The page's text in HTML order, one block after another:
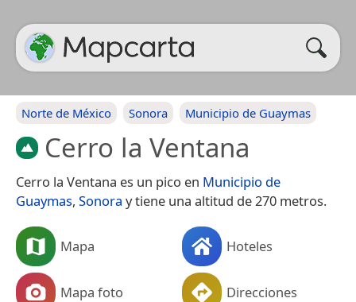
Norte de México Sonora Municipio de Guaymas
Cerro la Ventana
Cerro la Ventana es un pico en Municipio de
Guaymas, Sonora y tiene una altitud de 270 metros.
Mapa Hoteles
Mapa foto Direcciones